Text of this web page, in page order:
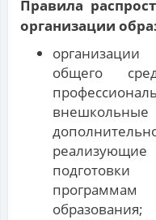
Правила
организации
общего
образования;